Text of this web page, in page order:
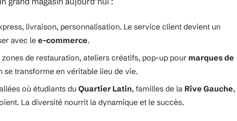
livraison, personnalisation. Le service client devient un
avec le e-commerce.
de restauration, ateliers créatifs, pop-up pour marques de
se transforme en véritable lieu de vie.
où étudiants du Quartier Latin, familles de la Rive Gauche,
La diversité nourrit la dynamique et le succès.